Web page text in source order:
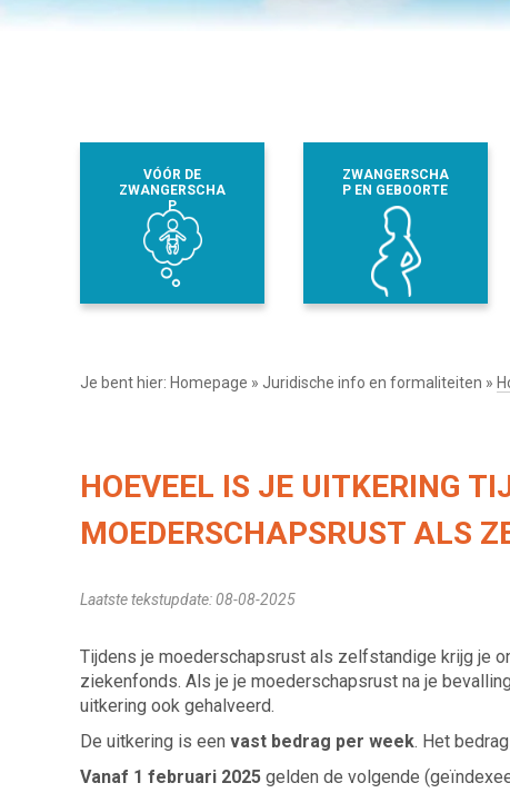
VÓÓR DE
ZWANGERSCHA
P
ZWANGERSCHA
P EN GEBOORTE
Je bent hier: Homepage » Juridische info en formaliteiten »
HOEVEEL IS JE UITKERING
MOEDERSCHAPSRUST ALS
Laatste tekstupdate: 08-08-2025
Tijdens je moederschapsrust als zelfstandige krijg je
ziekenfonds. Als je je moederschapsrust na je
uitkering ook gehalveerd.
De uitkering is een vast bedrag per week. Het
Vanaf 1 februari 2025 gelden de volgende